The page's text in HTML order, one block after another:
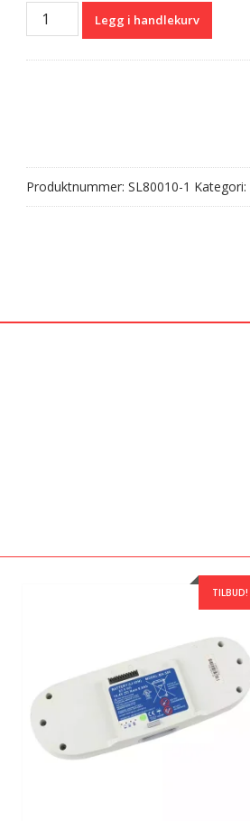
Batteri
00
CMLI1X3N002B
antall
Legg i handlekurv
Produktnummer: SL80010-1 Kategori:
TILBUD!